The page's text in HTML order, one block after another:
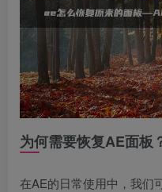
为何需要恢复AE面板
在AE的日常使用中，我们